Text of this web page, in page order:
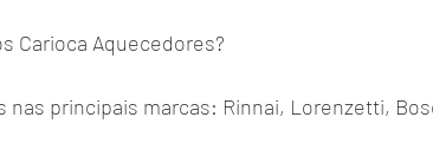
Carioca Aquecedores?
principais marcas: Rinnai, Lorenzetti,